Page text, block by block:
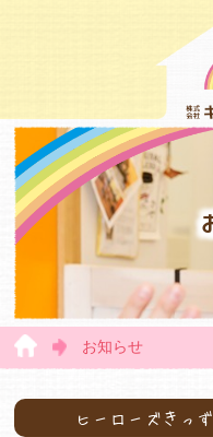
お知らせ
ヒーローズきっ